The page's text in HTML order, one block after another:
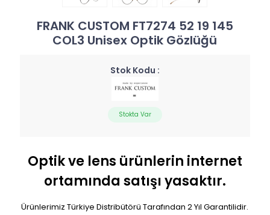
FRANK CUSTOM FT7274 52 19 145
COL3 Unisex Optik Gözlüğü
Stok Kodu :
Stokta Var
Optik ve lens ürünlerin internet
ortamında satışı yasaktır.
Ürünlerimiz Türkiye Distribütörü Tarafından 2 Yıl Garantilidir.